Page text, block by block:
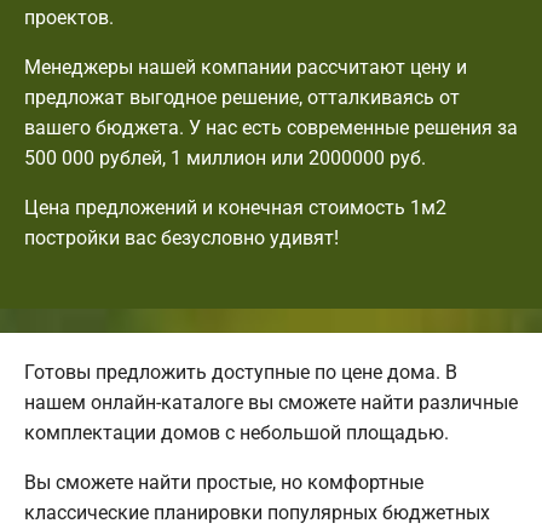
проектов.
Менеджеры нашей компании рассчитают цену и
предложат выгодное решение, отталкиваясь от
вашего бюджета. У нас есть современные решения за
500 000 рублей, 1 миллион или 2000000 руб.
Цена предложений и конечная стоимость 1м2
постройки вас безусловно удивят!
Готовы предложить доступные по цене дома. В
нашем онлайн-каталоге вы сможете найти различные
комплектации домов с небольшой площадью.
Вы сможете найти простые, но комфортные
классические планировки популярных бюджетных